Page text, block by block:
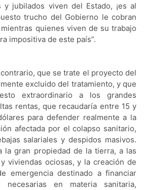
y jubilados viven del Estado, ¡es al
trucho del Gobierno le cobran
quienes viven de su trabajo
impositiva de este país”.
que se trate el proyecto del
excluido del tratamiento, y que
extraordinario a los grandes
rentas, que recaudaría entre 15 y
para defender realmente a la
afectada por el colapso sanitario,
salariales y despidos masivos.
la gran propiedad de la tierra, a las
viviendas ociosas, y la creación de
emergencia destinado a financiar
necesarias en materia sanitaria,